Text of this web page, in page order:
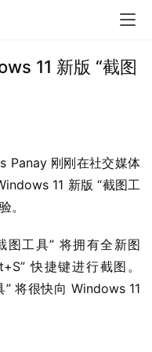
11 新版 “截图
Panay 刚刚在社交媒体
11 新版 “截图工
。
图工具” 将拥有全新图
快捷键进行截图。
将很快向 Windows 11